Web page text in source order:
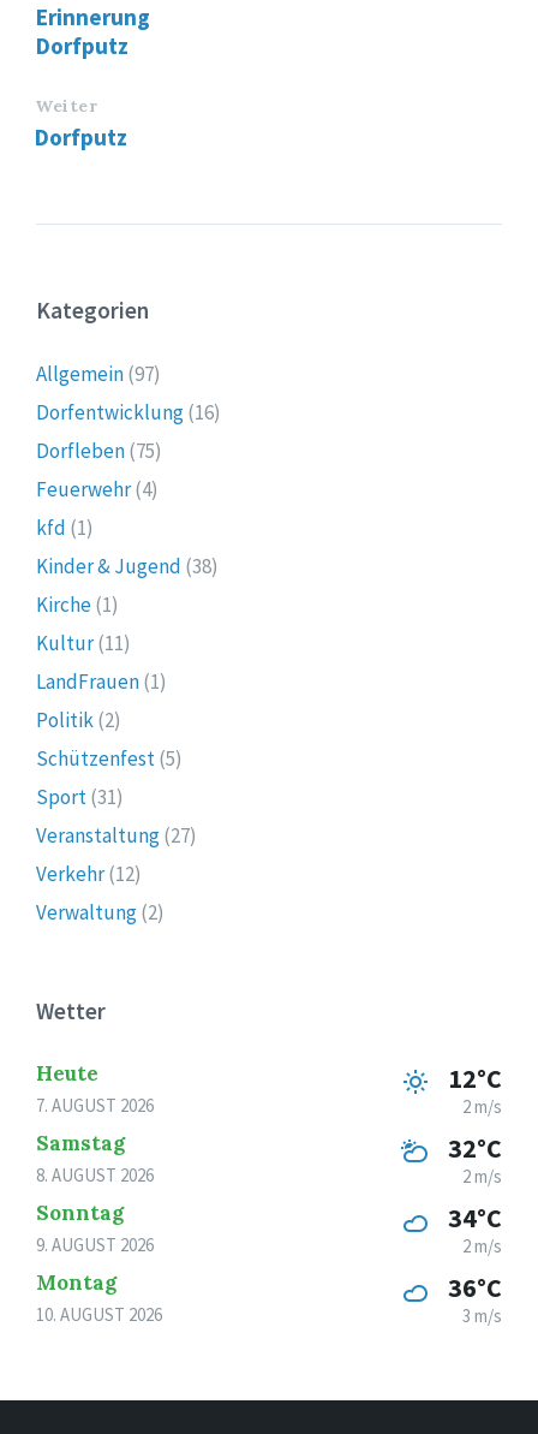
Erinnerung
Dorfputz
Weiter
Dorfputz
Kategorien
Allgemein(97)
Dorfentwicklung(16)
Dorfleben(75)
Feuerwehr(4)
kfd (1)
Kinder & Jugend (38)
Kirche(1)
Kultur(11)
LandFrauen(1)
Politik(2)
Schützenfest(5)
Sport(31)
Veranstaltung(27)
Verkehr(12)
Verwaltung(2)
Wetter
Heute
7. AUGUST 2026
12°C
2 m/s
Samstag
8. AUGUST 2026
32°C
2 m/s
Sonntag
9. AUGUST 2026
34°C
2 m/s
Montag
10. AUGUST 2026
36°C
3 m/s